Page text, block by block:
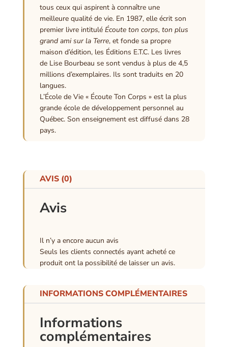
tous ceux qui aspirent à connaître une
meilleure qualité de vie. En 1987, elle écrit son
premier livre intitulé Écoute ton corps, ton plus
grand ami sur la Terre, et fonde sa propre
maison d’édition, les Éditions E.T.C. Les livres
de Lise Bourbeau se sont vendus à plus de 4,5
millions d’exemplaires. Ils sont traduits en 20
langues.
L’École de Vie « Écoute Ton Corps » est la plus
grande école de développement personnel au
Québec. Son enseignement est diffusé dans 28
pays.
AVIS (0)
Avis
Il n’y a encore aucun avis
Seuls les clients connectés ayant acheté ce
produit ont la possibilité de laisser un avis.
INFORMATIONS COMPLÉMENTAIRES
Informations
complémentaires